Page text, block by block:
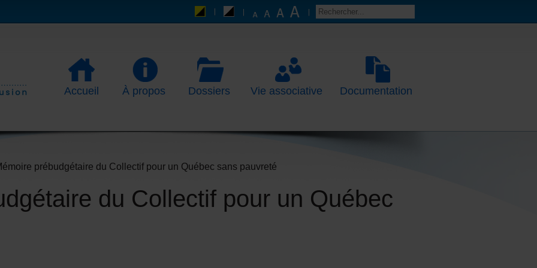
Accueil À propos Dossiers Vie associative Documentation
prébudgétaire du Collectif pour un Québec sans pauvreté
du Collectif pour un Québec